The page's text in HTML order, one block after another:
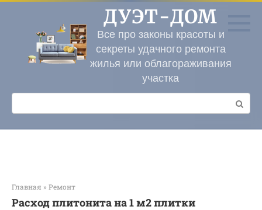
Перейти
контенту
ДУЭТ-ДОМ
Все про законы красоты и
секреты удачного ремонта
жилья или облагораживания
участка
Поиск:
Главная » Ремонт
Расход плитонита на 1 м2 плитки